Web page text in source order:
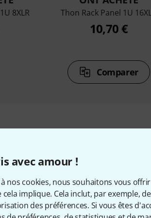
avec amour !
à nos cookies, nous souhaitons vous
cela implique. Cela inclut, par exemple,
des préférences. Si vous êtes
8XLR Thon Rack Panel 1U
10,70 €
Comparer
& articles